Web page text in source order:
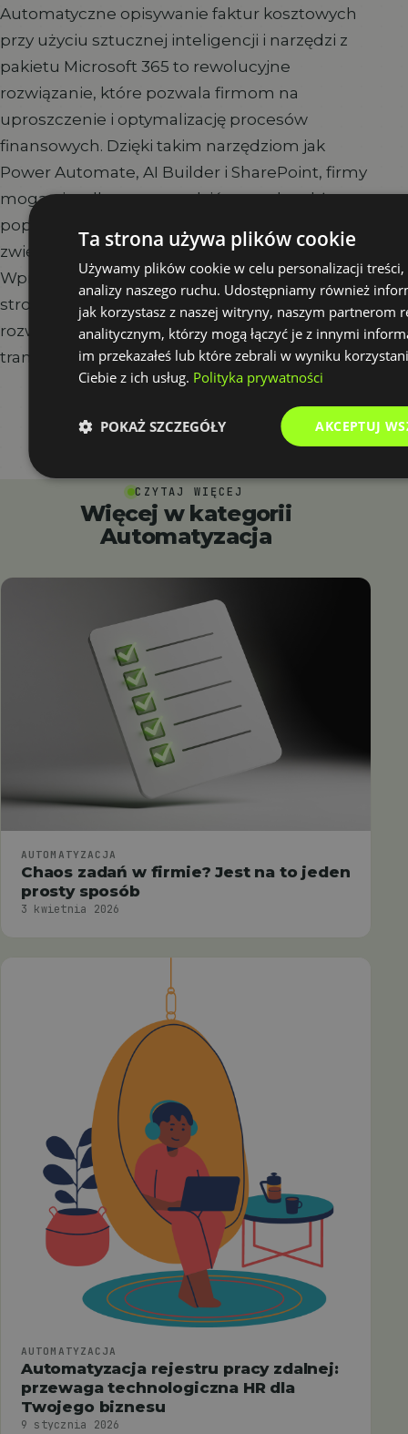
Automatyczne opisywanie faktur kosztowych
przy użyciu sztucznej inteligencji i narzędzi z
pakietu Microsoft 365 to rewolucyjne
rozwiązanie, które pozwala firmom na
uproszczenie i optymalizację procesów
finansowych. Dzięki takim narzędziom jak
Power Automate, AI Builder i SharePoint, firmy
mogą nie tylko zaoszczędzić czas, ale także
poprawić jakość zarządzania kosztami i
zwiększyć efektywność działania.
Wprowadzenie automatyzacji faktur to krok w
stronę przyszłości, który każda firma powinna
rozważyć w ramach swojej cyfrowej
transformacji.
CZYTAJ WIĘCEJ
Więcej w kategorii
Automatyzacja
AUTOMATYZACJA
Chaos zadań w firmie? Jest na to jeden
prosty sposób
3 kwietnia 2026
AUTOMATYZACJA
Automatyzacja rejestru pracy zdalnej:
przewaga technologiczna HR dla
Twojego biznesu
9 stycznia 2026
Ta strona używa plików cookie
Używamy plików cookie w celu personalizacji
analizy naszego ruchu. Udostępniamy również
jak korzystasz z naszej witryny, naszym partnerom
analitycznym, którzy mogą łączyć je z innymi
im przekazałeś lub które zebrali w wyniku
Ciebie z ich usług. Polityka prywatności
AKCEPTUJ
POKAŻ SZCZEGÓŁY